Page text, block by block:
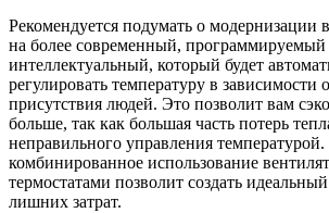
Рекомендуется подумать о модернизации
на более современный, программируемый
интеллектуальный, который будет
регулировать температуру в зависимости
присутствия людей. Это позволит вам
больше, так как большая часть потерь
неправильного управления
комбинированное использование
термостатами позволит создать
лишних затрат.